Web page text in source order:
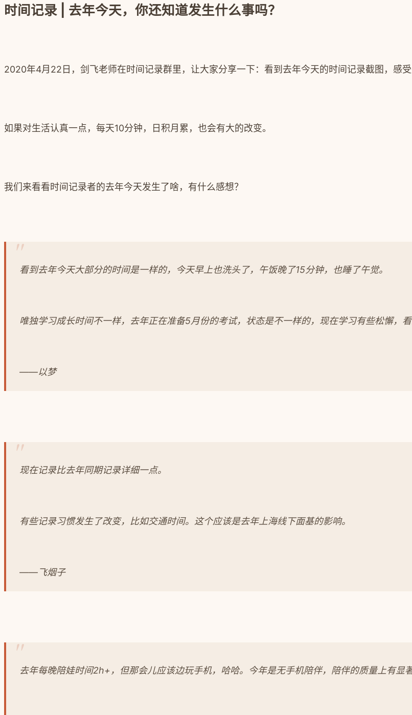
时间记录 | 去年今天，你还知道发生什么事吗？
2020年4月22日，剑飞老师在时间记录群里，让大家分享一下：看到去年今天的时间记录截图，感受
如果对生活认真一点，每天10分钟，日积月累，也会有大的改变。
我们来看看时间记录者的去年今天发生了啥，有什么感想？
看到去年今天大部分的时间是一样的，今天早上也洗头了，午饭晚了15分钟，也睡了午觉。
唯独学习成长时间不一样，去年正在准备5月份的考试，状态是不一样的，现在学习有些松懈，
——以梦
现在记录比去年同期记录详细一点。
有些记录习惯发生了改变，比如交通时间。这个应该是去年上海线下面基的影响。
——飞烟子
去年每晚陪娃时间2h+，但那会儿应该边玩手机，哈哈。今年是无手机陪伴，陪伴的质量上有显著